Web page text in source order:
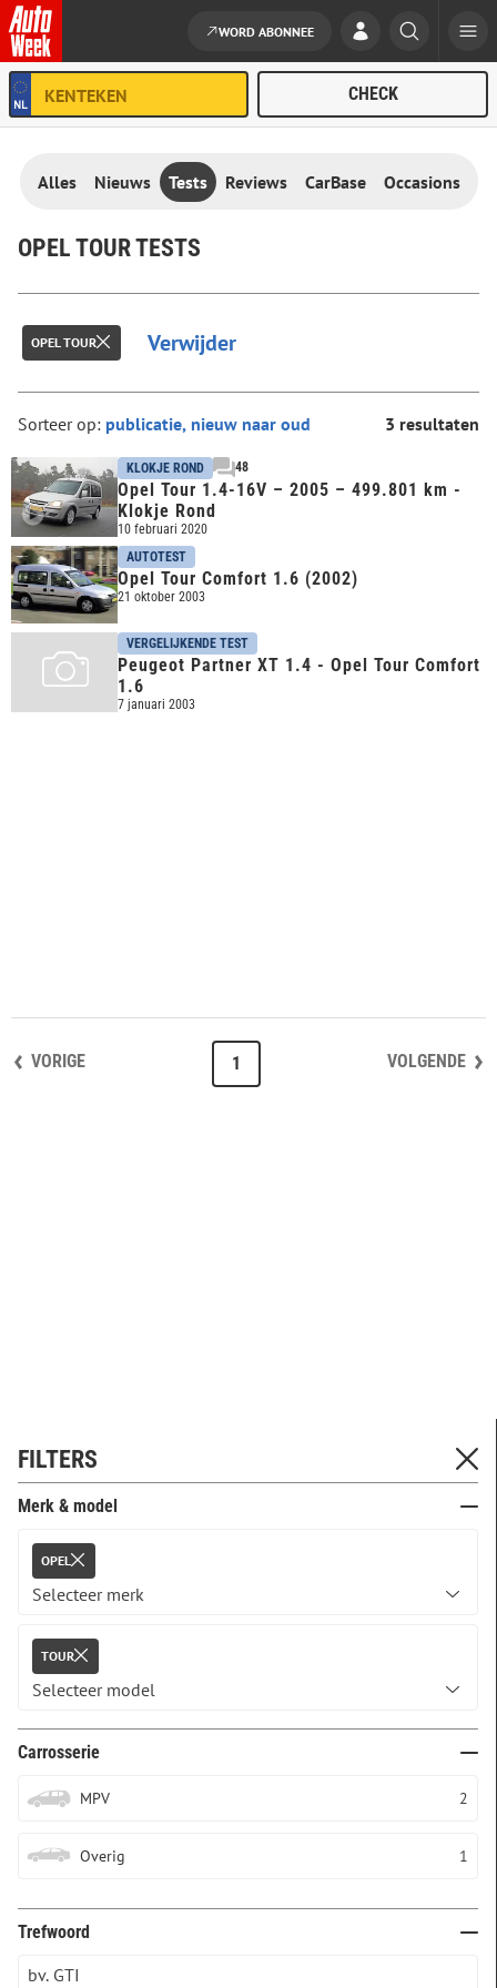
Ga naar de inhoud
WORD ABONNEE
Alles Nieuws Tests Reviews CarBase Occasions
FILTERS
Merk & model
OPEL
TOUR
Carrosserie
MPV 2
Overig 1
Trefwoord
OPEL TOUR TESTS
OPEL TOUR Verwijder
Sorteer op: 3 resultaten
KLOKJE ROND 48
Opel Tour 1.4-16V – 2005 – 499.801 km -
Klokje Rond
10 februari 2020
AUTOTEST
Opel Tour Comfort 1.6 (2002)
21 oktober 2003
VERGELIJKENDE TEST
Peugeot Partner XT 1.4 - Opel Tour Comfort
1.6
7 januari 2003
VORIGE VOLGENDE
1